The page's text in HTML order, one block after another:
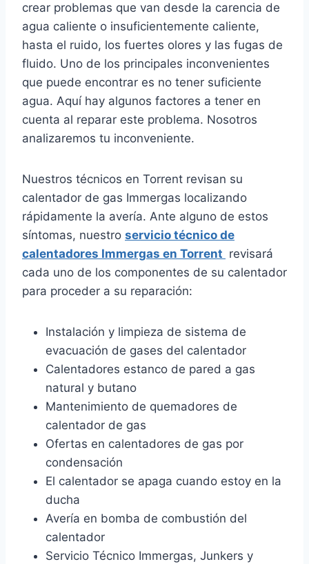
crear problemas que van desde la carencia de
agua caliente o insuficientemente caliente,
hasta el ruido, los fuertes olores y las fugas de
fluido. Uno de los principales inconvenientes
que puede encontrar es no tener suficiente
agua. Aquí hay algunos factores a tener en
cuenta al reparar este problema. Nosotros
analizaremos tu inconveniente.
Nuestros técnicos en Torrent revisan su
calentador de gas Immergas localizando
rápidamente la avería. Ante alguno de estos
síntomas, nuestro servicio técnico de
calentadores Immergas en Torrent revisará
cada uno de los componentes de su calentador
para proceder a su reparación:
Instalación y limpieza de sistema de
evacuación de gases del calentador
Calentadores estanco de pared a gas
natural y butano
Mantenimiento de quemadores de
calentador de gas
Ofertas en calentadores de gas por
condensación
El calentador se apaga cuando estoy en la
ducha
Avería en bomba de combustión del
calentador
Servicio Técnico Immergas, Junkers y